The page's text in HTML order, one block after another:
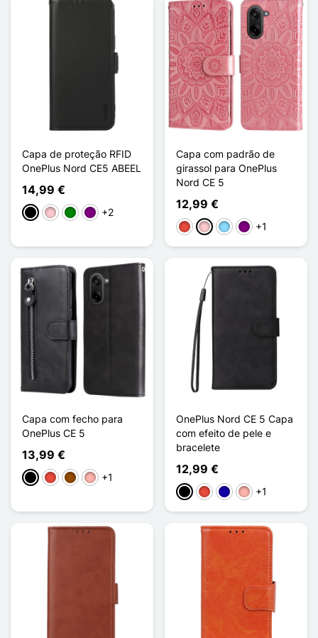
Capa de proteção RFID
OnePlus Nord CE5 ABEEL
14,99 €
PretoRosaVerdePúrpura
+2
Capa com padrão de
girassol para OnePlus
Nord CE 5
12,99 €
Vermelho
RosaAzul Claro
Púrpura
+1
Capa com fecho para
OnePlus CE 5
13,99 €
PretoVermelhoCastanho
Ouro rosa
+1
OnePlus Nord CE 5 Capa
com efeito de pele e
bracelete
12,99 €
PretoVermelhoAzul Escuro
Ouro rosa
+1